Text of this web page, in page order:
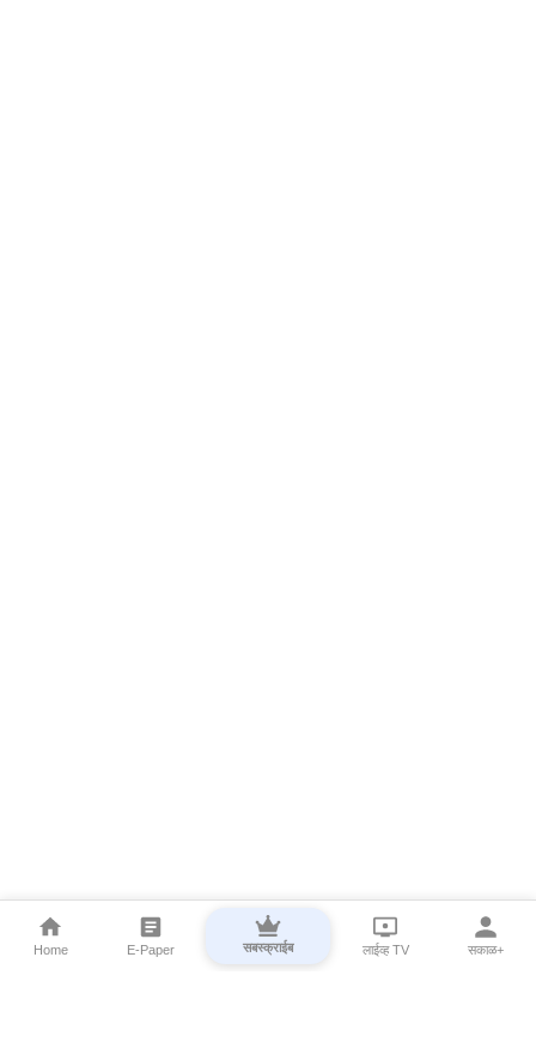
Home E-Paper सबस्क्राईब लाईव्ह TV सकाळ+